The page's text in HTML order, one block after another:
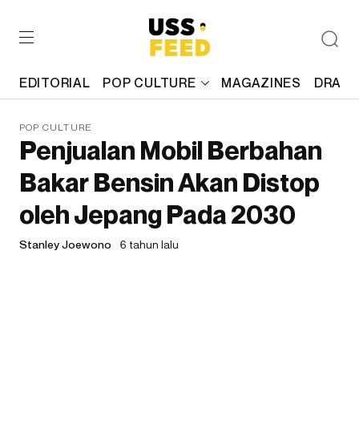
EDITORIAL POP CULTURE MAGAZINES
POP CULTURE
Penjualan Mobil Berbahan
Bakar Bensin Akan Distop
oleh Jepang Pada 2030
Stanley Joewono 6 tahun lalu